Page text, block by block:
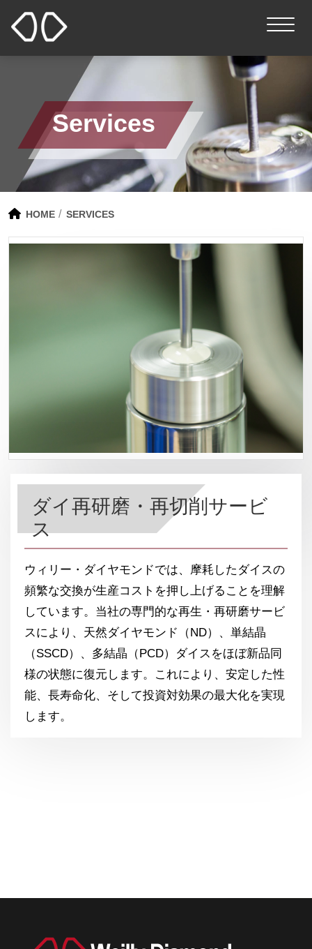
Services
HOME SERVICES
ダイ再研磨・再切削サービ
ス
ウィリー・ダイヤモンドでは、摩耗したダイスの
頻繁な交換が生産コストを押し上げることを理解
しています。当社の専門的な再生・再研磨サービ
スにより、天然ダイヤモンド（ND）、単結晶
（SSCD）、多結晶（PCD）ダイスをほぼ新品同
様の状態に復元します。これにより、安定した性
能、長寿命化、そして投資対効果の最大化を実現
します。